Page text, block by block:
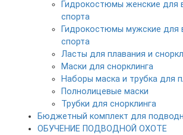
Гидрокостюмы женские для
спорта
Гидрокостюмы мужские для
спорта
Ласты для плавания и
Маски для снорклинга
Наборы маска и трубка для
Полнолицевые маски
Трубки для снорклинга
Бюджетный комплект для
ОБУЧЕНИЕ ПОДВОДНОЙ ОХОТЕ